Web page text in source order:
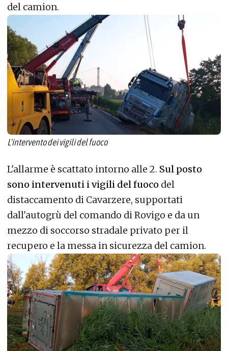
del camion.
L'intervento dei vigili del fuoco
L'allarme è scattato intorno alle 2. Sul posto
sono intervenuti i vigili del fuoco del
distaccamento di Cavarzere, supportati
dall'autogrù del comando di Rovigo e da un
mezzo di soccorso stradale privato per il
recupero e la messa in sicurezza del camion.